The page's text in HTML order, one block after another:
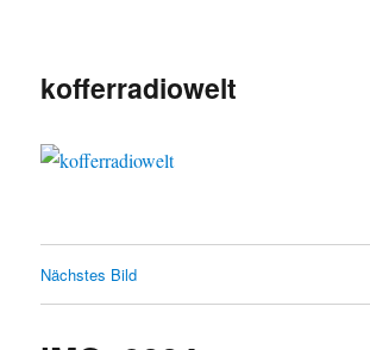
kofferradiowelt
Nächstes Bild